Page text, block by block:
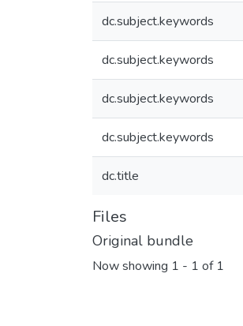
dc.subject.keywords
dc.subject.keywords
dc.subject.keywords
dc.subject.keywords
dc.title
Files
Original bundle
Now showing 1 - 1 of 1